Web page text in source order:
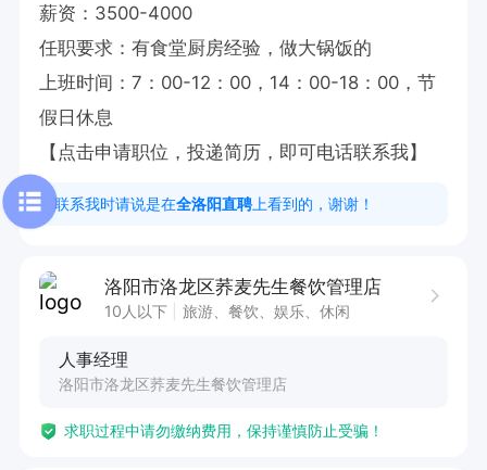
薪资：3500-4000
任职要求：有食堂厨房经验，做大锅饭的
上班时间：7：00-12：00，14：00-18：00，节
假日休息
【点击申请职位，投递简历，即可电话联系我】
联系我时请说是在全洛阳直聘 上看到的，谢谢！
洛阳市洛龙区荞麦先生餐饮管理店
10人以下 旅游、餐饮、娱乐、休闲
人事经理
洛阳市洛龙区荞麦先生餐饮管理店
求职过程中请勿缴纳费用，保持谨慎防止受骗！